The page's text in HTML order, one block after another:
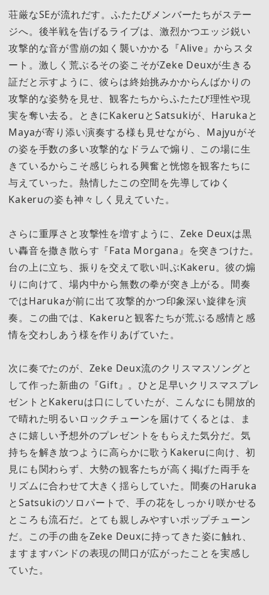
荘厳なSEが流れだす。ふたたびメンバーたちがステー
ジへ。後半戦を告げるライブは、激烈かつエッジ鋭い
攻撃的な音が雪崩の如く襲いかかる『Alive』からスタ
ート。激しく荒ぶるその姿こそがZeke Deuxが生きる
証だと示すように、彼らは終始挑みかからんばかりの
攻撃的な姿勢を見せ、観客たちからふたたび理性や現
実を奪い去る。ときにKakeruとSatsukiが、Harukaと
Mayaが寄り添い演奏する様も見せながら、Majyuがそ
の姿を手数の多い攻撃的なドラムで煽り、この場に生
きているからこそ感じられる興奮と恍惚を観客たちに
与えていった。熱情したこの空間を先導してゆく
Kakeruの姿も神々しく見えていた。
さらに重厚さと攻撃性を増すように、Zeke Deuxは黒
い轟音を撒き散らす『Fata Morgana』を突きつけた。
台の上に立ち、振りを交えて歌い叫ぶKakeru。彼の煽
りに向けて、場内中から無数の拳が突き上がる。間奏
ではHarukaが前に出て攻撃的かつ印象深い旋律を演
奏。この曲では、Kakeruと観客たちが荒ぶる感情と感
情を交わしあう様を作りあげていた。
次に奏でたのが、Zeke Deux流のクリスマスソングと
して作った新曲の『Gift』。ひと足早いクリスマスプレ
ゼントとKakeruは口にしていたが、こんなにも開放的
で晴れた明るいロックチューンを届けてくるとは、ま
さに嬉しい予想外のプレゼントをもらえた気分だ。気
持ちを解き放つように高らかに歌うKakeruに向け、初
見にも関わらず、大勢の観客たちが高く掲げた両手を
リズムに合わせて大きく揺らしていた。間奏のHaruka
とSatsukiのソロパートで、手の花をしっかり咲かせる
ところも流石だ。とても親しみやすいポップチューン
だ。この手の曲をZeke Deuxに持ってきた姿に触れ、
ますますバンドの表現の間口が広がったことを実感し
ていた。